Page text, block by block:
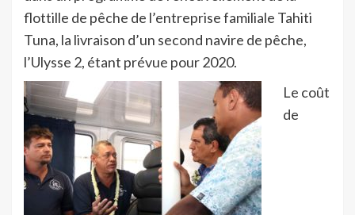
flottille de pêche de l’entreprise familiale Tahiti
Tuna, la livraison d’un second navire de pêche,
l’Ulysse 2, étant prévue pour 2020.
Le coût
de